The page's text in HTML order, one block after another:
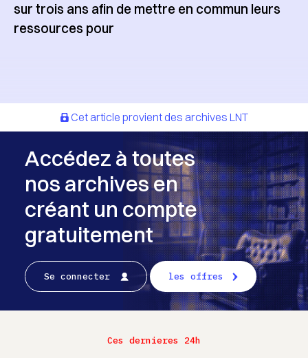
sur trois ans afin de mettre en commun leurs
ressources pour
Cet article provient des archives LNT
Accédez à toutes
nos archives en
créant un compte
gratuitement
Se connecter les offres
Ces dernieres 24h